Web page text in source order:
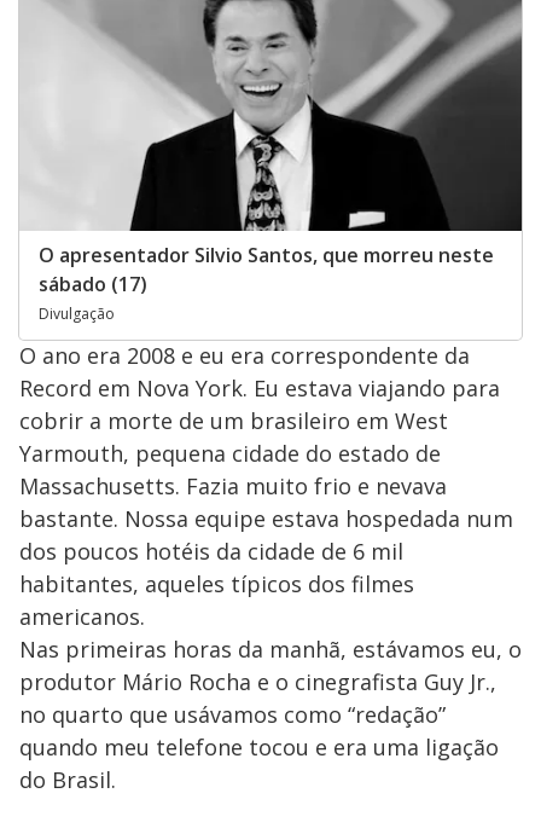
O apresentador Silvio Santos, que morreu neste
sábado (17)
Divulgação
O ano era 2008 e eu era correspondente da
Record em Nova York. Eu estava viajando para
cobrir a morte de um brasileiro em West
Yarmouth, pequena cidade do estado de
Massachusetts. Fazia muito frio e nevava
bastante. Nossa equipe estava hospedada num
dos poucos hotéis da cidade de 6 mil
habitantes, aqueles típicos dos filmes
americanos.
Nas primeiras horas da manhã, estávamos eu, o
produtor Mário Rocha e o cinegrafista Guy Jr.,
no quarto que usávamos como “redação”
quando meu telefone tocou e era uma ligação
do Brasil.